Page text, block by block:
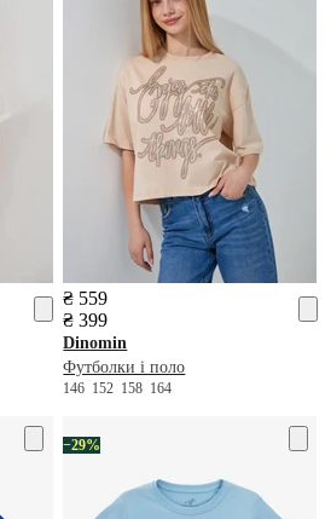
₴ 559
₴ 399
Dinomin
Футболки і поло
146 152 158 164
−29%